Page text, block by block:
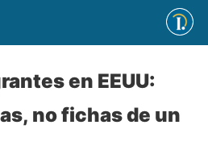
en EEUU:
no fichas de un